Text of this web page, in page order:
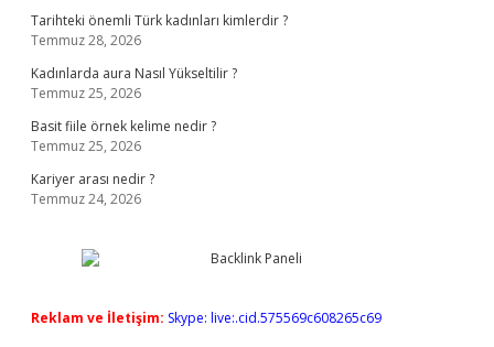
Tarihteki önemli Türk kadınları kimlerdir ?
Temmuz 28, 2026
Kadınlarda aura Nasıl Yükseltilir ?
Temmuz 25, 2026
Basit fiile örnek kelime nedir ?
Temmuz 25, 2026
Kariyer arası nedir ?
Temmuz 24, 2026
Reklam ve İletişim: Skype: live:.cid.575569c608265c69